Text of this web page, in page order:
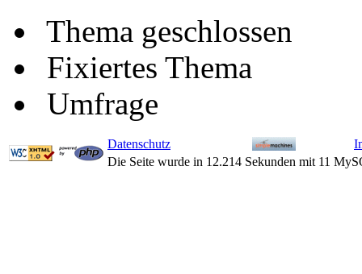
Thema geschlossen
Fixiertes Thema
Umfrage
Datenschutz
Die Seite wurde in 12.214 Sekunden mit 11